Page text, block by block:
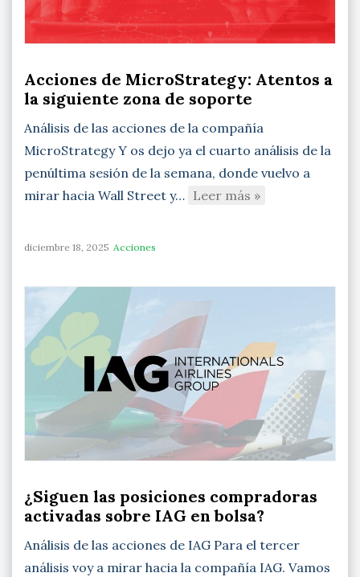
Acciones de MicroStrategy: Atentos a
la siguiente zona de soporte
Análisis de las acciones de la compañía
MicroStrategy Y os dejo ya el cuarto análisis de la
penúltima sesión de la semana, donde vuelvo a
mirar hacia Wall Street y… Leer más »
diciembre 18, 2025 Acciones
¿Siguen las posiciones compradoras
activadas sobre IAG en bolsa?
Análisis de las acciones de IAG Para el tercer
análisis voy a mirar hacia la compañía IAG. Vamos